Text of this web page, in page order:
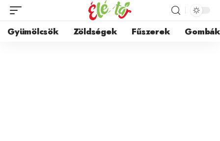
Gyümölcsök Zöldségek Fűszerek Gombák